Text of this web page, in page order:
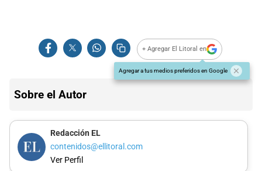
+ Agregar El Litoral en
Agregar a tus medios preferidos en Google
Sobre el Autor
Redacción EL
contenidos@ellitoral.com
Ver Perfil